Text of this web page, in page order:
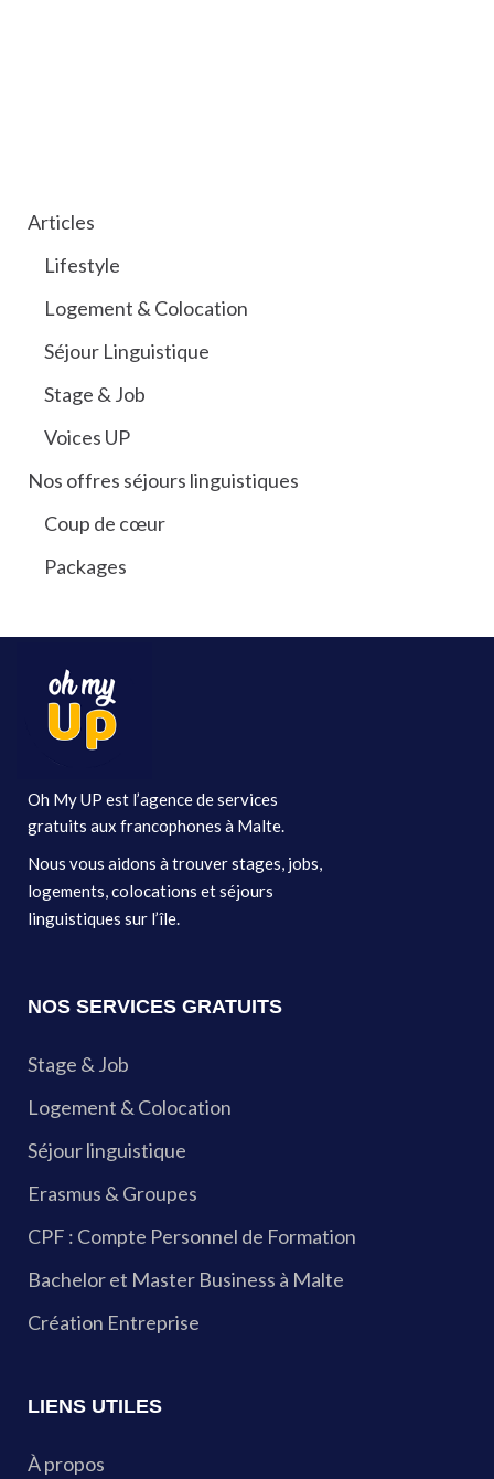
Articles
Lifestyle
Logement & Colocation
Séjour Linguistique
Stage & Job
Voices UP
Nos offres séjours linguistiques
Coup de cœur
Packages
Oh My UP est l’agence de services
gratuits aux francophones à Malte.
Nous vous aidons à trouver stages, jobs,
logements, colocations et séjours
linguistiques sur l’île.
NOS SERVICES GRATUITS
Stage & Job
Logement & Colocation
Séjour linguistique
Erasmus & Groupes
CPF : Compte Personnel de Formation
Bachelor et Master Business à Malte
Création Entreprise
LIENS UTILES
À propos